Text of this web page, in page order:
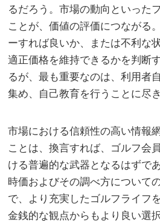
るだろう。市場の動向といった
ことが、価値の評価につながる
ーすれば良いか、または不利な
適正価格を維持できるかを判断
るが、最も重要なのは、利用者
集め、自己教育を行うことに尽き
市場における信頼性の高い情報
ことは、換言すれば、ゴルフ会
ける普遍的な武器となるはずで
時価およびその調べ方について
で、より充実したゴルフライフ
金銭的な観点からもより良い選